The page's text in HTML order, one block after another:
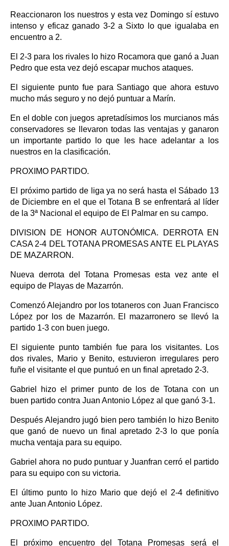
Reaccionaron los nuestros y esta vez Domingo sí estuvo
intenso y eficaz ganado 3-2 a Sixto lo que igualaba en
encuentro a 2.
El 2-3 para los rivales lo hizo Rocamora que ganó a Juan
Pedro que esta vez dejó escapar muchos ataques.
El siguiente punto fue para Santiago que ahora estuvo
mucho más seguro y no dejó puntuar a Marín.
En el doble con juegos apretadísimos los murcianos más
conservadores se llevaron todas las ventajas y ganaron
un importante partido lo que les hace adelantar a los
nuestros en la clasificación.
PROXIMO PARTIDO.
El próximo partido de liga ya no será hasta el Sábado 13
de Diciembre en el que el Totana B se enfrentará al líder
de la 3ª Nacional el equipo de El Palmar en su campo.
DIVISION DE HONOR AUTONÓMICA. DERROTA EN
CASA 2-4 DEL TOTANA PROMESAS ANTE EL PLAYAS
DE MAZARRON.
Nueva derrota del Totana Promesas esta vez ante el
equipo de Playas de Mazarrón.
Comenzó Alejandro por los totaneros con Juan Francisco
López por los de Mazarrón. El mazarronero se llevó la
partido 1-3 con buen juego.
El siguiente punto también fue para los visitantes. Los
dos rivales, Mario y Benito, estuvieron irregulares pero
fuñe el visitante el que puntuó en un final apretado 2-3.
Gabriel hizo el primer punto de los de Totana con un
buen partido contra Juan Antonio López al que ganó 3-1.
Después Alejandro jugó bien pero también lo hizo Benito
que ganó de nuevo un final apretado 2-3 lo que ponía
mucha ventaja para su equipo.
Gabriel ahora no pudo puntuar y Juanfran cerró el partido
para su equipo con su victoria.
El último punto lo hizo Mario que dejó el 2-4 definitivo
ante Juan Antonio López.
PROXIMO PARTIDO.
El próximo encuentro del Totana Promesas será el